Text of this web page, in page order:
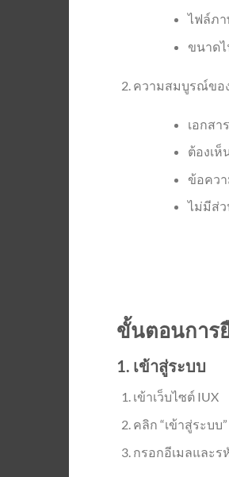
ไฟล์ภา
ขนาดไ
ความสมบูรณ์ขอ
เอกสา
ต้องเห็
ข้อคว
ไม่มีส่ว
ขั้นตอนการ
1. เข้าสู่ระบบ
เข้าเว็บไซต์ IUX
คลิก “เข้าสู่ระบบ”
กรอกอีเมลและร